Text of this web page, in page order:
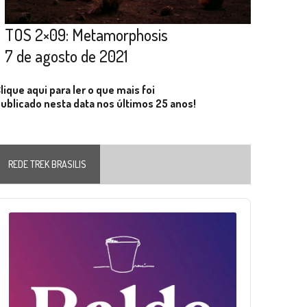
TOS 2×09: Metamorphosis
7 de agosto de 2021
aqui para ler o que mais foi
nesta data nos últimos 25 anos!
REDE TREK BRASILIS
Player